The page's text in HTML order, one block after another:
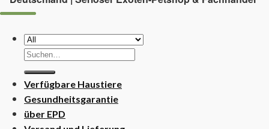
Suchen
nach:
Verfügbare Haustiere
Gesundheitsgarantie
über EPD